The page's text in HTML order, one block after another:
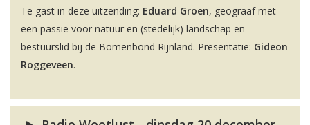
Te gast in deze uitzending: Eduard Groen, geograaf met
een passie voor natuur en (stedelijk) landschap en
bestuurslid bij de Bomenbond Rijnland. Presentatie: Gideon
Roggeveen.